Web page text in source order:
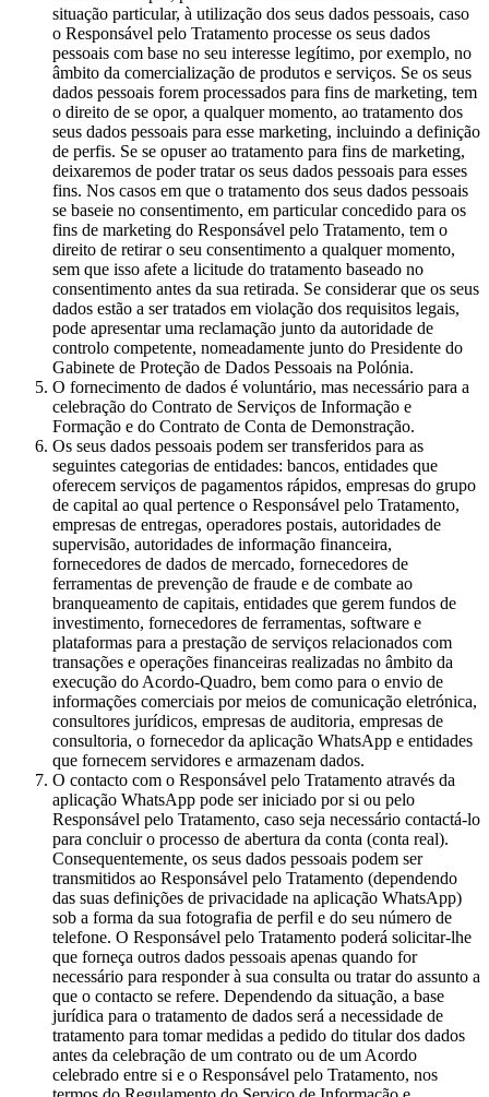
situação particular, à utilização dos seus dados pessoais, caso
o Responsável pelo Tratamento processe os seus dados
pessoais com base no seu interesse legítimo, por exemplo, no
âmbito da comercialização de produtos e serviços. Se os seus
dados pessoais forem processados para fins de marketing, tem
o direito de se opor, a qualquer momento, ao tratamento dos
seus dados pessoais para esse marketing, incluindo a definição
de perfis. Se se opuser ao tratamento para fins de marketing,
deixaremos de poder tratar os seus dados pessoais para esses
fins. Nos casos em que o tratamento dos seus dados pessoais
se baseie no consentimento, em particular concedido para os
fins de marketing do Responsável pelo Tratamento, tem o
direito de retirar o seu consentimento a qualquer momento,
sem que isso afete a licitude do tratamento baseado no
consentimento antes da sua retirada. Se considerar que os seus
dados estão a ser tratados em violação dos requisitos legais,
pode apresentar uma reclamação junto da autoridade de
controlo competente, nomeadamente junto do Presidente do
Gabinete de Proteção de Dados Pessoais na Polónia.
O fornecimento de dados é voluntário, mas necessário para a
celebração do Contrato de Serviços de Informação e
Formação e do Contrato de Conta de Demonstração.
Os seus dados pessoais podem ser transferidos para as
seguintes categorias de entidades: bancos, entidades que
oferecem serviços de pagamentos rápidos, empresas do grupo
de capital ao qual pertence o Responsável pelo Tratamento,
empresas de entregas, operadores postais, autoridades de
supervisão, autoridades de informação financeira,
fornecedores de dados de mercado, fornecedores de
ferramentas de prevenção de fraude e de combate ao
branqueamento de capitais, entidades que gerem fundos de
investimento, fornecedores de ferramentas, software e
plataformas para a prestação de serviços relacionados com
transações e operações financeiras realizadas no âmbito da
execução do Acordo-Quadro, bem como para o envio de
informações comerciais por meios de comunicação eletrónica,
consultores jurídicos, empresas de auditoria, empresas de
consultoria, o fornecedor da aplicação WhatsApp e entidades
que fornecem servidores e armazenam dados.
O contacto com o Responsável pelo Tratamento através da
aplicação WhatsApp pode ser iniciado por si ou pelo
Responsável pelo Tratamento, caso seja necessário contactá-lo
para concluir o processo de abertura da conta (conta real).
Consequentemente, os seus dados pessoais podem ser
transmitidos ao Responsável pelo Tratamento (dependendo
das suas definições de privacidade na aplicação WhatsApp)
sob a forma da sua fotografia de perfil e do seu número de
telefone. O Responsável pelo Tratamento poderá solicitar-lhe
que forneça outros dados pessoais apenas quando for
necessário para responder à sua consulta ou tratar do assunto a
que o contacto se refere. Dependendo da situação, a base
jurídica para o tratamento de dados será a necessidade de
tratamento para tomar medidas a pedido do titular dos dados
antes da celebração de um contrato ou de um Acordo
celebrado entre si e o Responsável pelo Tratamento, nos